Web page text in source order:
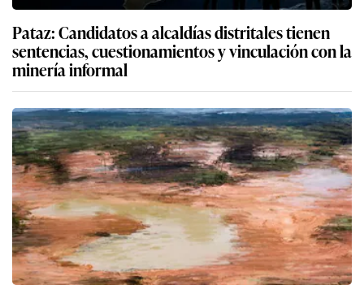
Pataz: Candidatos a alcaldías distritales tienen
sentencias, cuestionamientos y vinculación con la
minería informal